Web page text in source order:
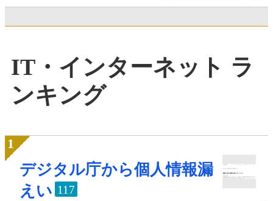
IT・インターネット ラ
ンキング
デジタル庁から個人情報漏
えい 117